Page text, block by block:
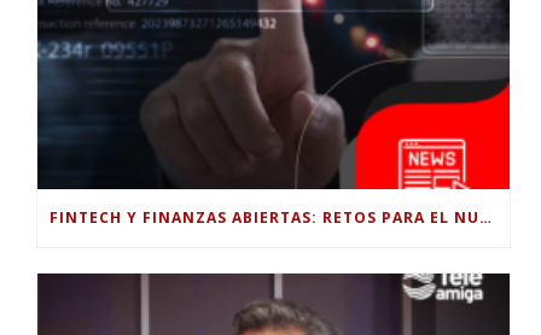
FINTECH Y FINANZAS ABIERTAS: RETOS PARA EL NUEVO GOBIERNO COLOMBIANO